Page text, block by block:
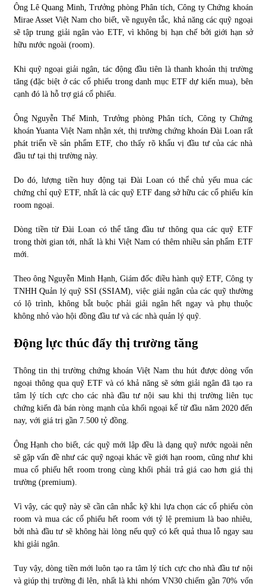
Ông Lê Quang Minh, Trưởng phòng Phân tích, Công ty Chứng khoán
Mirae Asset Việt Nam cho biết, về nguyên tắc, khả năng các quỹ ngoại
sẽ tập trung giải ngân vào ETF, vì không bị hạn chế bởi giới hạn sở
hữu nước ngoài (room).
Khi quỹ ngoại giải ngân, tác động đầu tiên là thanh khoản thị trường
tăng (đặc biệt ở các cổ phiếu trong danh mục ETF dự kiến mua), bên
cạnh đó là hỗ trợ giá cổ phiếu.
Ông Nguyễn Thế Minh, Trưởng phòng Phân tích, Công ty Chứng
khoán Yuanta Việt Nam nhận xét, thị trường chứng khoán Đài Loan rất
phát triển về sản phẩm ETF, cho thấy rõ khẩu vị đầu tư của các nhà
đầu tư tại thị trường này.
Do đó, lượng tiền huy động tại Đài Loan có thể chủ yếu mua các
chứng chỉ quỹ ETF, nhất là các quỹ ETF đang sở hữu các cổ phiếu kín
room ngoại.
Dòng tiền từ Đài Loan có thể tăng đầu tư thông qua các quỹ ETF
trong thời gian tới, nhất là khi Việt Nam có thêm nhiều sản phẩm ETF
mới.
Theo ông Nguyễn Minh Hạnh, Giám đốc điều hành quỹ ETF, Công ty
TNHH Quản lý quỹ SSI (SSIAM), việc giải ngân của các quỹ thường
có lộ trình, không bắt buộc phải giải ngân hết ngay và phụ thuộc
không nhỏ vào hội đồng đầu tư và các nhà quản lý quỹ.
Động lực thúc đẩy thị trường tăng
Thông tin thị trường chứng khoán Việt Nam thu hút được dòng vốn
ngoại thông qua quỹ ETF và có khả năng sẽ sớm giải ngân đã tạo ra
tâm lý tích cực cho các nhà đầu tư nội sau khi thị trường liên tục
chứng kiến đà bán ròng mạnh của khối ngoại kể từ đầu năm 2020 đến
nay, với giá trị gần 7.500 tỷ đồng.
Ông Hạnh cho biết, các quỹ mới lập đều là dạng quỹ nước ngoài nên
sẽ gặp vấn đề như các quỹ ngoại khác về giới hạn room, cũng như khi
mua cổ phiếu hết room trong cùng khối phải trả giá cao hơn giá thị
trường (premium).
Vì vậy, các quỹ này sẽ cần cân nhắc kỹ khi lựa chọn các cổ phiếu còn
room và mua các cổ phiếu hết room với tỷ lệ premium là bao nhiêu,
bởi nhà đầu tư sẽ không hài lòng nếu quỹ có kết quả thua lỗ ngay sau
khi giải ngân.
Tuy vậy, dòng tiền mới luôn tạo ra tâm lý tích cực cho nhà đầu tư nội
và giúp thị trường đi lên, nhất là khi nhóm VN30 chiếm gần 70% vốn